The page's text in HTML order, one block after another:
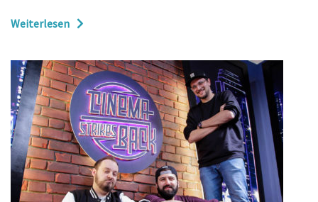
Weiterlesen